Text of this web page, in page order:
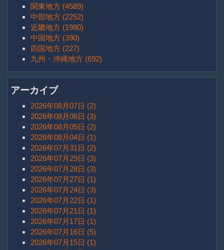
関東地方 (4589)
中部地方 (2252)
近畿地方 (1980)
中国地方 (390)
四国地方 (227)
九州・沖縄地方 (692)
アーカイブ
2026年08月07日 (2)
2026年08月06日 (3)
2026年08月05日 (2)
2026年08月04日 (1)
2026年07月31日 (2)
2026年07月29日 (3)
2026年07月28日 (3)
2026年07月27日 (1)
2026年07月24日 (3)
2026年07月22日 (1)
2026年07月21日 (1)
2026年07月17日 (1)
2026年07月16日 (5)
2026年07月15日 (1)